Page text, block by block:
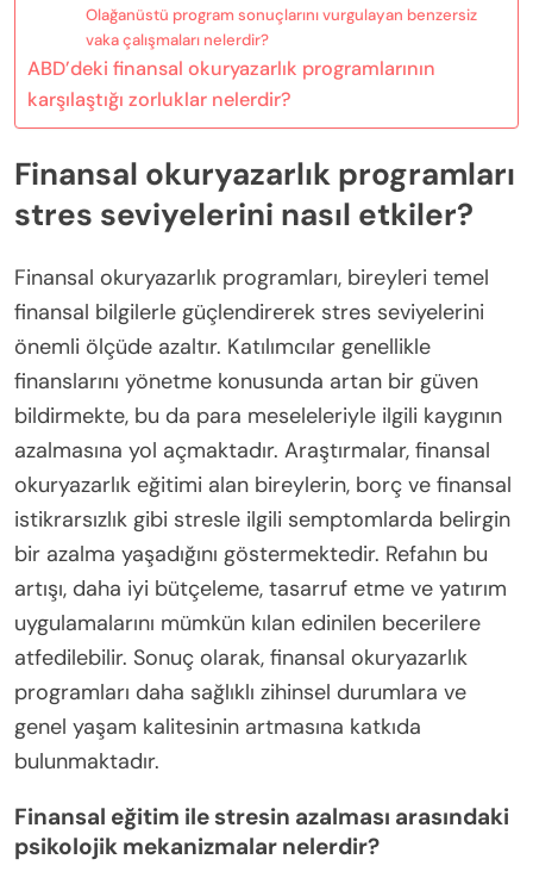
Olağanüstü program sonuçlarını vurgulayan benzersiz
vaka çalışmaları nelerdir?
ABD’deki finansal okuryazarlık programlarının
karşılaştığı zorluklar nelerdir?
Finansal okuryazarlık programları
stres seviyelerini nasıl etkiler?
Finansal okuryazarlık programları, bireyleri temel
finansal bilgilerle güçlendirerek stres seviyelerini
önemli ölçüde azaltır. Katılımcılar genellikle
finanslarını yönetme konusunda artan bir güven
bildirmekte, bu da para meseleleriyle ilgili kaygının
azalmasına yol açmaktadır. Araştırmalar, finansal
okuryazarlık eğitimi alan bireylerin, borç ve finansal
istikrarsızlık gibi stresle ilgili semptomlarda belirgin
bir azalma yaşadığını göstermektedir. Refahın bu
artışı, daha iyi bütçeleme, tasarruf etme ve yatırım
uygulamalarını mümkün kılan edinilen becerilere
atfedilebilir. Sonuç olarak, finansal okuryazarlık
programları daha sağlıklı zihinsel durumlara ve
genel yaşam kalitesinin artmasına katkıda
bulunmaktadır.
Finansal eğitim ile stresin azalması arasındaki
psikolojik mekanizmalar nelerdir?